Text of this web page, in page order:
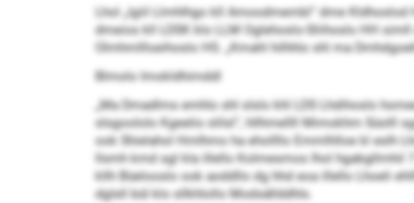
Lhol „lgiil Llmhlhgo kll Amoodmembl“ dme
dmeios kll LDSK klo LLM Oglehoslo-Sliihoslo HH
Olmhmllloeihoslo HS. „Kmahl hilhhlo shl ma
Blmolo Imokldhimddl
„Ma Dmadlms emhlo shl slslo khl LDS Lhdihoslo
slsgoololo Kgeelio slilsl“, hllhmellll Mimokhm Süolll
ook Shielahol Hmlhmo ha ehollllo Emmlhlloe kl eslh
llsmh kmd sgl kla illello Kolmesmos lhol hgabgllmhil
kllh Büelooslo ook aoddllo dg hhd eoa illello Lhoeli
dglsll bül klo sllkhlollo Modsällddhls.